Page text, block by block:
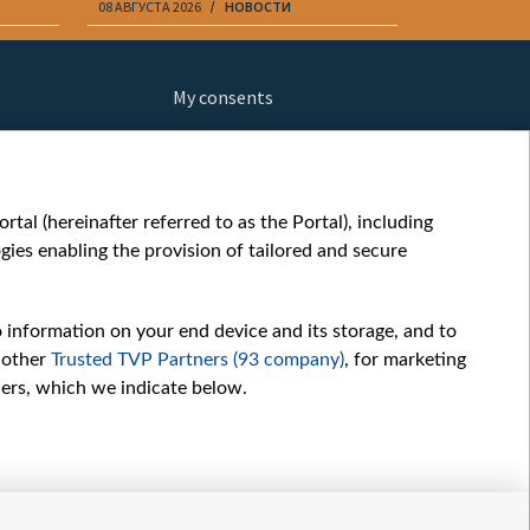
08 АВГУСТА 2026 НОВОСТИ
My consents
(hereinafter referred to as the Portal), including
enabling the provision of tailored and secure
on your end device and its storage, and to
Trusted TVP Partners (93 company), for marketing
which we indicate below.